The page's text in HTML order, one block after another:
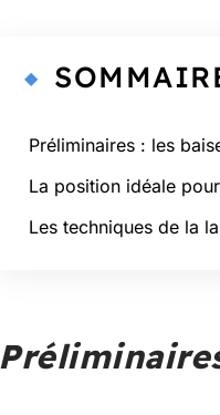
Préliminaires : les
La position idéale
Les techniques de la